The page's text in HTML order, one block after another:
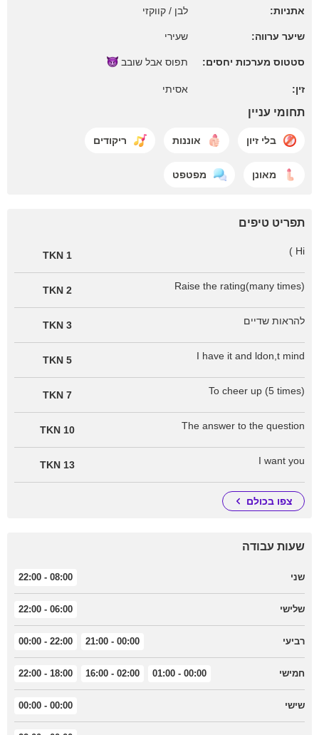
אתניות: לבן / קווקזי
שיער ערווה: שעירי
סטטוס מערכות יחסים: תפוס אבל שובב
זין: אסיתי
תחומי עניין
בלי זיון אוננות ריקודים
מאונן מפטפט
תפריט טיפים
Hi )
1 TKN
Raise the rating(many times)
2 TKN
להראות שדיים 3 TKN
I have it and ldon,t mind
5 TKN
To cheer up (5 times)
7 TKN
The answer to the question
10 TKN
I want you
13 TKN
צפו בכולם
שעות עבודה
שני 08:00 - 22:00
שלישי 06:00 - 22:00
רביעי 00:00 - 21:00
22:00 - 00:00
חמישי 00:00 - 01:00
02:00 - 16:00
18:00 - 22:00
שישי 00:00 - 00:00